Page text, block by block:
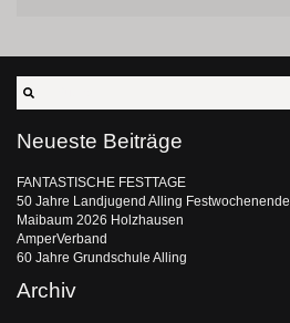
Neueste Beiträge
FANTASTISCHE FESTTAGE
50 Jahre Landjugend Alling Festwochenende
Maibaum 2026 Holzhausen
AmperVerband
60 Jahre Grundschule Alling
Archiv